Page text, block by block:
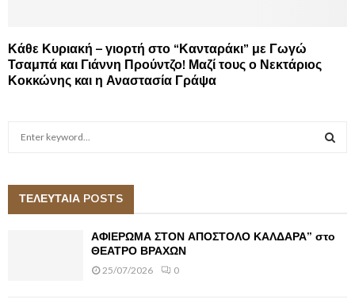
Κάθε Κυριακή – γιορτή στο “Κανταράκι” με Γωγώ
Τσαμπά και Γιάννη Προύντζο! Μαζί τους ο Νεκτάριος
Κοκκώνης και η Αναστασία Γράψα
h
A
ΤΕΛΕΥΤΑΙΑ POSTS
ΑΦΙΕΡΩΜΑ ΣΤΟΝ ΑΠΟΣΤΟΛΟ ΚΑΛΔΑΡΑ” στο
ΘΕΑΤΡΟ ΒΡΑΧΩΝ
25/07/2026 0